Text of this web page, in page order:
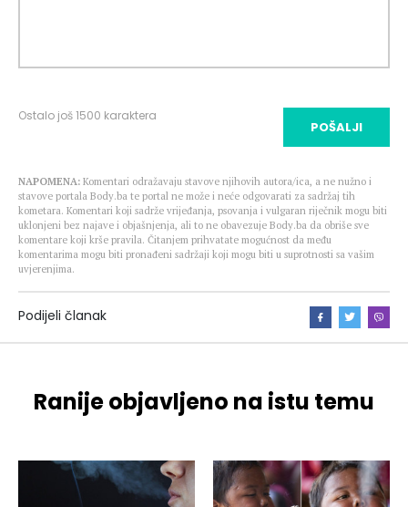
Ostalo još1500 karaktera
POŠALJI
NAPOMENA: Komentari odražavaju stavove njihovih autora/ica, a ne nužno i
stavove portala Body.ba te portal ne može i neće odgovarati za sadržaj tih
kometara. Komentari koji sadrže vrijeđanja, psovanja i vulgaran riječnik mogu biti
uklonjeni bez najave i objašnjenja, ali to ne obavezuje Body.ba da obriše sve
komentare koji krše pravila. Čitanjem prihvatate mogućnost da među
komentarima mogu biti pronađeni sadržaji koji mogu biti u suprotnosti sa vašim
uvjerenjima.
Podijeli članak
Ranije objavljeno na istu temu